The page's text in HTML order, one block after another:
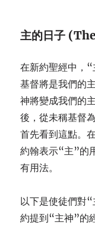
主的日子
在新約聖經中，
基督將是我們的
神將變成我們的
後，從未稱基督
首先看到這點。
約翰表示“主”的
有用法。
以下是使徒們對
約提到“主神”的